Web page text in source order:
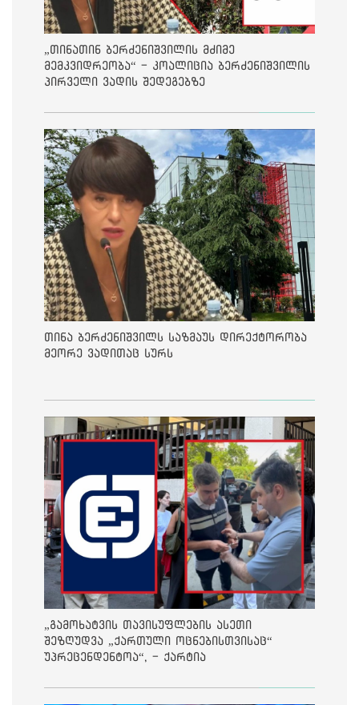
„თინათინ ბერძენიშვილის მძიმე
მემკვიდრეობა“ - კოალიცია ბერძენიშვილის
პირველი ვადის შედეგებზე
თინა ბერძენიშვილს საზმაუს დირექტორობა
მეორე ვადითაც სურს
„გამოხატვის თავისუფლების ასეთი
შეზღუდვა „ქართული ოცნებისთვისაც“
უპრეცენდენტოა“, - ქარტია